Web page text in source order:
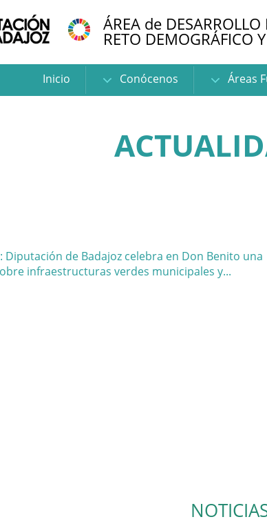
ÁREA de DESARROLLO
RETO DEMOGRÁFICO
Inicio Conócenos Áreas